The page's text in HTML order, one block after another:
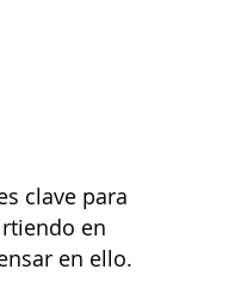
clave para
en
en ello.